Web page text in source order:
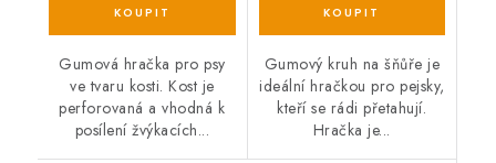
Gumová hračka pro psy
ve tvaru kosti. Kost je
perforovaná a vhodná k
posílení žvýkacích...
Gumový kruh na šňůře je
ideální hračkou pro pejsky,
kteří se rádi přetahují.
Hračka je...